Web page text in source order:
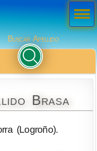
Buscar Apellido
Brasa
(Logroño).
Men
ú